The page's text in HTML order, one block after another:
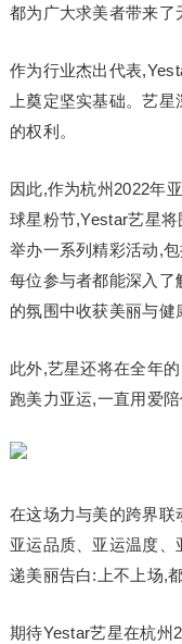
都为广大求美者带来了
作为行业杰出代表
上奠定坚实基础。艺
的权利。
因此,作为杭州2022年
球星粉节,Yestar艺星将
举办一系列精彩活动,
每位参与者都能深入
的氛围中收获美丽与健
此外,艺星还将在全年
跑美力亚运,一直用爱陪
在这场力与美的跨界联
亚运品质、亚运温度
递美丽告白:上不上场,
期待Yestar艺星在杭州